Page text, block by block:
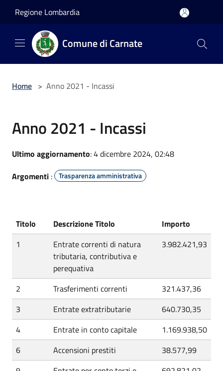
Regione Lombardia
Comune di Carnate
Home > Anno 2021 - Incassi
Anno 2021 - Incassi
Ultimo aggiornamento: 4 dicembre 2024, 02:48
Argomenti : Trasparenza amministrativa
Titolo Descrizione Titolo
Importo
1
Entrate correnti di natura
tributaria, contributiva e
perequativa
3.982.421,93
2 Trasferimenti correnti
321.437,36
3
Entrate extratributarie
640.730,35
4
Entrate in conto capitale
1.169.938,50
6
Accensioni prestiti
38.577,99